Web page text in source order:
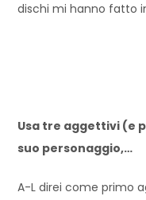
dischi mi hanno fatto
Usa tre aggettivi (e
suo personaggio,…
A-L direi come primo